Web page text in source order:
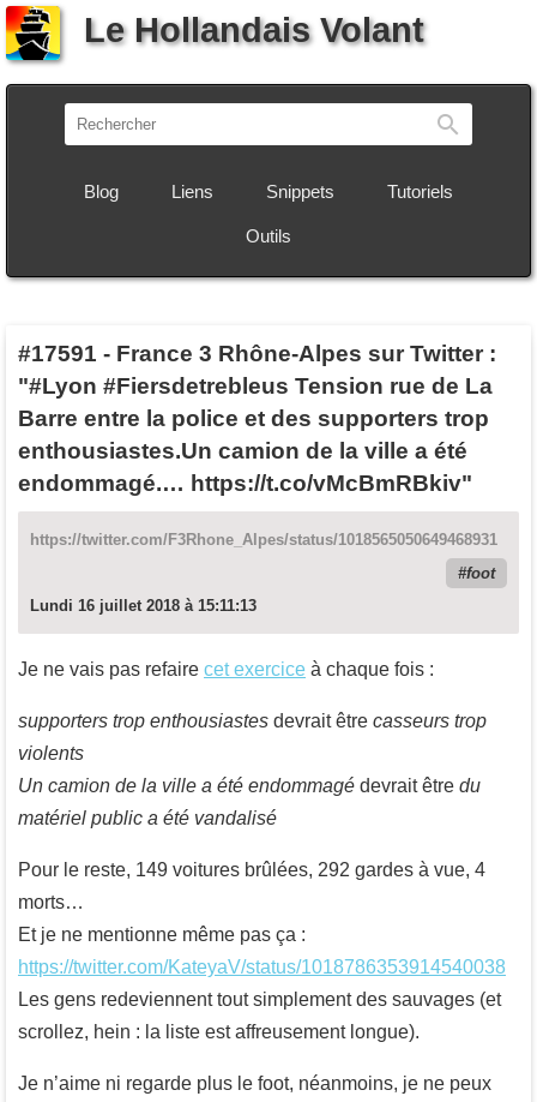
Le Hollandais Volant
Blog Liens Snippets Tutoriels
Outils
#17591 - France 3 Rhône-Alpes sur Twitter :
"#Lyon #Fiersdetrebleus Tension rue de La
Barre entre la police et des supporters trop
enthousiastes.Un camion de la ville a été
endommagé.… https://t.co/vMcBmRBkiv"
https://twitter.com/F3Rhone_Alpes/status/1018565050649468931
foot
Lundi 16 juillet 2018 à 15:11:13
Je ne vais pas refaire cet exercice à chaque fois :
supporters trop enthousiastes devrait être casseurs trop
violents
Un camion de la ville a été endommagé devrait être du
matériel public a été vandalisé
Pour le reste, 149 voitures brûlées, 292 gardes à vue, 4
morts…
Et je ne mentionne même pas ça :
https://twitter.com/KateyaV/status/1018786353914540038
Les gens redeviennent tout simplement des sauvages (et
scrollez, hein : la liste est affreusement longue).
Je n’aime ni regarde plus le foot, néanmoins, je ne peux